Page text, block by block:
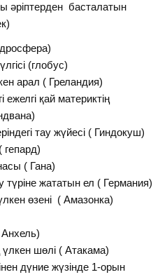
басталатын
(глобус)
арал ( Греландия)
қай материктің
тау жүйесі ( Гиндокуш)
гепард)
( Гана)
түріне жататын ел ( Германия)
өзені ( Амазонка)
шөлі ( Атакама)
дүние жүзінде 1-орын